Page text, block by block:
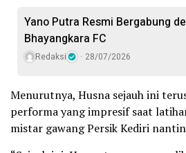
Yano Putra Resmi Bergabung
Bhayangkara FC
Redaksi 28/07/2026
Menurutnya, Husna sejauh ini
performa yang impresif saat
mistar gawang Persik Kediri